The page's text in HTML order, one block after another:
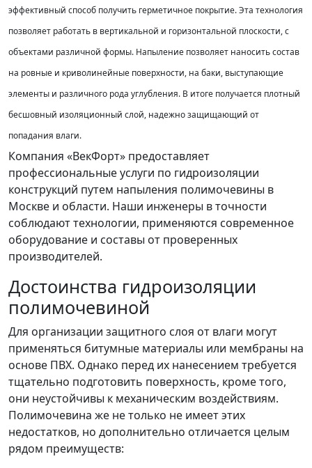
эффективный способ получить герметичное покрытие. Эта технология
позволяет работать в вертикальной и горизонтальной плоскости, с
объектами различной формы. Напыление позволяет наносить состав
на ровные и криволинейные поверхности, на баки, выступающие
элементы и различного рода углубления. В итоге получается плотный
бесшовный изоляционный слой, надежно защищающий от
попадания влаги.
Компания «ВекФорт» предоставляет
профессиональные услуги по гидроизоляции
конструкций путем напыления полимочевины в
Москве и области. Наши инженеры в точности
соблюдают технологии, применяются современное
оборудование и составы от проверенных
производителей.
Достоинства гидроизоляции
полимочевиной
Для организации защитного слоя от влаги могут
применяться битумные материалы или мембраны на
основе ПВХ. Однако перед их нанесением требуется
тщательно подготовить поверхность, кроме того,
они неустойчивы к механическим воздействиям.
Полимочевина же не только не имеет этих
недостатков, но дополнительно отличается целым
рядом преимуществ: